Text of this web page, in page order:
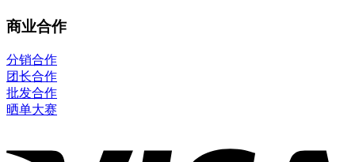
商业合作
分销合作
团长合作
批发合作
晒单大赛